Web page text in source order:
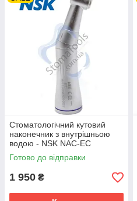
Стоматологічний кутовий
наконечник з внутрішньою
водою - NSK NAC-EC
Готово до відправки
1 950 ₴